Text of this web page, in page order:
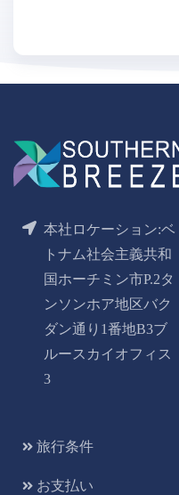
本社ロケーション:ベ
トナム社会主義共和
国ホーチミン市P.2タ
ンソンホア地区バク
ダン通り1番地B3ブ
ルースカイオフィス
3
旅行条件
お支払い